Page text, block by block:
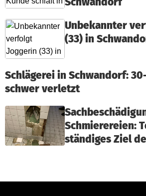
Unbekannter
(33) in
Schlägerei in Schwandorf:
schwer verletzt
Schmierereien:
ständiges Ziel